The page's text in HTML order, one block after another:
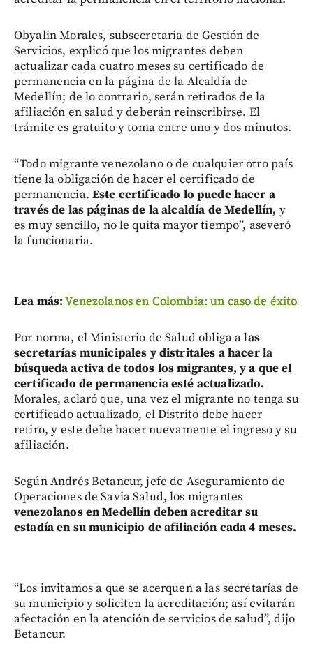
Obyalin Morales, subsecretaria de Gestión de
Servicios, explicó que los migrantes deben
actualizar cada cuatro meses su certificado de
permanencia en la página de la Alcaldía de
Medellín; de lo contrario, serán retirados de la
afiliación en salud y deberán reinscribirse. El
trámite es gratuito y toma entre uno y dos minutos.
“Todo migrante venezolano o de cualquier otro país
tiene la obligación de hacer el certificado de
permanencia. Este certificado lo puede hacer a
través de las páginas de la alcaldía de Medellín, y
es muy sencillo, no le quita mayor tiempo”, aseveró
la funcionaria.
Lea más:Venezolanos en Colombia: un caso de éxito
Por norma, el Ministerio de Salud obliga a las
secretarías municipales y distritales a hacer la
búsqueda activa de todos los migrantes, y a que el
certificado de permanencia esté actualizado.
Morales, aclaró que, una vez el migrante no tenga su
certificado actualizado, el Distrito debe hacer
retiro, y este debe hacer nuevamente el ingreso y su
afiliación.
Según Andrés Betancur, jefe de Aseguramiento de
Operaciones de Savia Salud, los migrantes
venezolanos en Medellín deben acreditar su
estadía en su municipio de afiliación cada 4 meses.
“Los invitamos a que se acerquen a las secretarías de
su municipio y soliciten la acreditación; así evitarán
afectación en la atención de servicios de salud”, dijo
Betancur.